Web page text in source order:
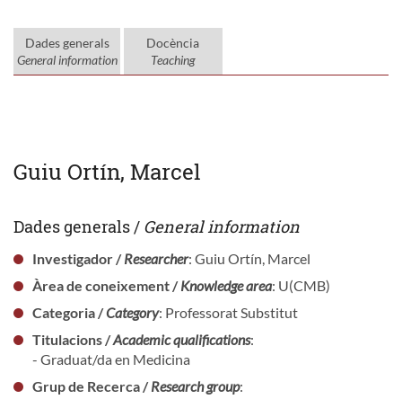
Dades generals
General information
Docència
Teaching
Guiu Ortín, Marcel
Dades generals / General information
Investigador /Researcher: Guiu Ortín, Marcel
Àrea de coneixement /Knowledge area: U(CMB)
Categoria /Category: Professorat Substitut
Titulacions /Academic qualifications:
- Graduat/da en Medicina
Grup de Recerca /Research group: